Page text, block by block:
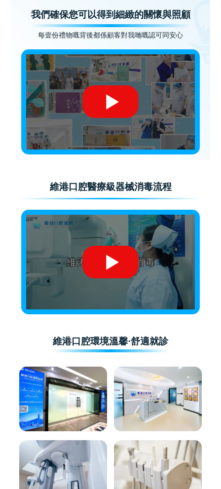
我們確保您可以得到細緻的關懷與照顧
每壹份禮物嘅背後都係顧客對我哋嘅認可同安心
維港口腔醫療級器械消毒流程
維港口腔環境溫馨·舒適就診